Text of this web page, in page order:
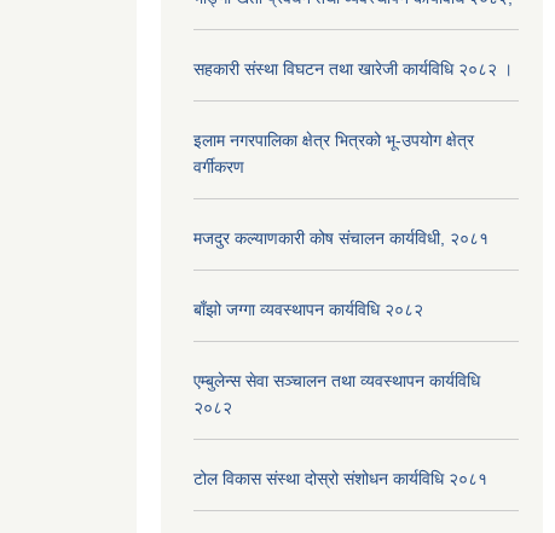
सहकारी संस्था विघटन तथा खारेजी कार्यविधि २०८२ ।
इलाम नगरपालिका क्षेत्र भित्रको भू-उपयोग क्षेत्र
वर्गीकरण
मजदुर कल्याणकारी कोष संचालन कार्यविधी, २०८१
बाँझो जग्गा व्यवस्थापन कार्यविधि २०८२
एम्बुलेन्स सेवा सञ्चालन तथा व्यवस्थापन कार्यविधि
२०८२
टोल विकास संस्था दोस्रो संशोधन कार्यविधि २०८१